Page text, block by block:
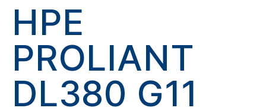
HPE
PROLIANT
DL380 G11